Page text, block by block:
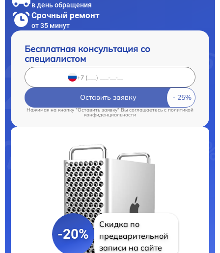
в день обращения
Срочный ремонт
от 35 минут
Бесплатная консультация со
специалистом
Оставить заявку
Нажимая на кнопку "Оставить заявку" Вы соглашаетесь cполитикой
конфиденциальности
-20%
Скидка по
предварительной
записи на сайте